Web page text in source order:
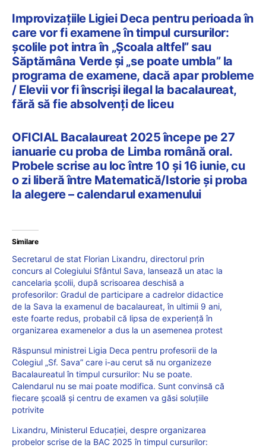
Improvizațiile Ligiei Deca pentru perioada în
care vor fi examene în timpul cursurilor:
școlile pot intra în „Școala altfel” sau
Săptămâna Verde și „se poate umbla” la
programa de examene, dacă apar probleme
/ Elevii vor fi înscriși ilegal la bacalaureat,
fără să fie absolvenți de liceu
OFICIAL Bacalaureat 2025 începe pe 27
ianuarie cu proba de Limba română oral.
Probele scrise au loc între 10 și 16 iunie, cu
o zi liberă între Matematică/Istorie și proba
la alegere – calendarul examenului
Similare
Secretarul de stat Florian Lixandru, directorul prin
concurs al Colegiului Sfântul Sava, lansează un atac la
cancelaria școlii, după scrisoarea deschisă a
profesorilor: Gradul de participare a cadrelor didactice
de la Sava la examenul de bacalaureat, în ultimii 9 ani,
este foarte redus, probabil că lipsa de experiență în
organizarea examenelor a dus la un asemenea protest
Răspunsul ministrei Ligia Deca pentru profesorii de la
Colegiul „Sf. Sava” care i-au cerut să nu organizeze
Bacalaureatul în timpul cursurilor: Nu se poate.
Calendarul nu se mai poate modifica. Sunt convinsă că
fiecare școală și centru de examen va găsi soluțiile
potrivite
Lixandru, Ministerul Educației, despre organizarea
probelor scrise de la BAC 2025 în timpul cursurilor: